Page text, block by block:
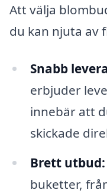
Att välja
du kan njuta av
Snabb
erbjuder
innebär att
skickade
Brett utbud:
buketter,